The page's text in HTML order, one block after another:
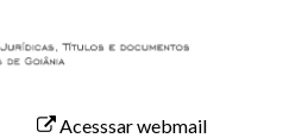
Acesssar webmail